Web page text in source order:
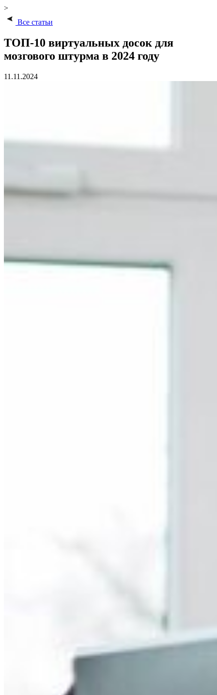
>
Все статьи
ТОП-10 виртуальных досок для
мозгового штурма в 2024 году
11.11.2024